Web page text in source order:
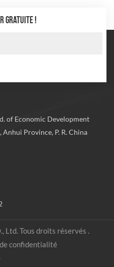
GRATUITE !
of Economic Development
Province, P. R. China
Ltd. Tous droits réservés .
confidentialité